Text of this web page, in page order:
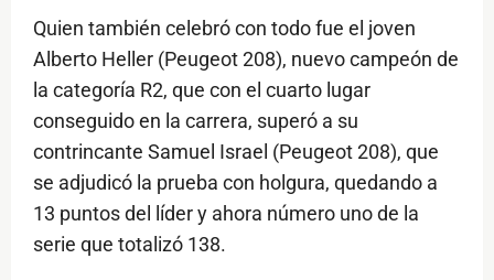
Quien también celebró con todo fue el joven
Alberto Heller (Peugeot 208), nuevo campeón de
la categoría R2, que con el cuarto lugar
conseguido en la carrera, superó a su
contrincante Samuel Israel (Peugeot 208), que
se adjudicó la prueba con holgura, quedando a
13 puntos del líder y ahora número uno de la
serie que totalizó 138.